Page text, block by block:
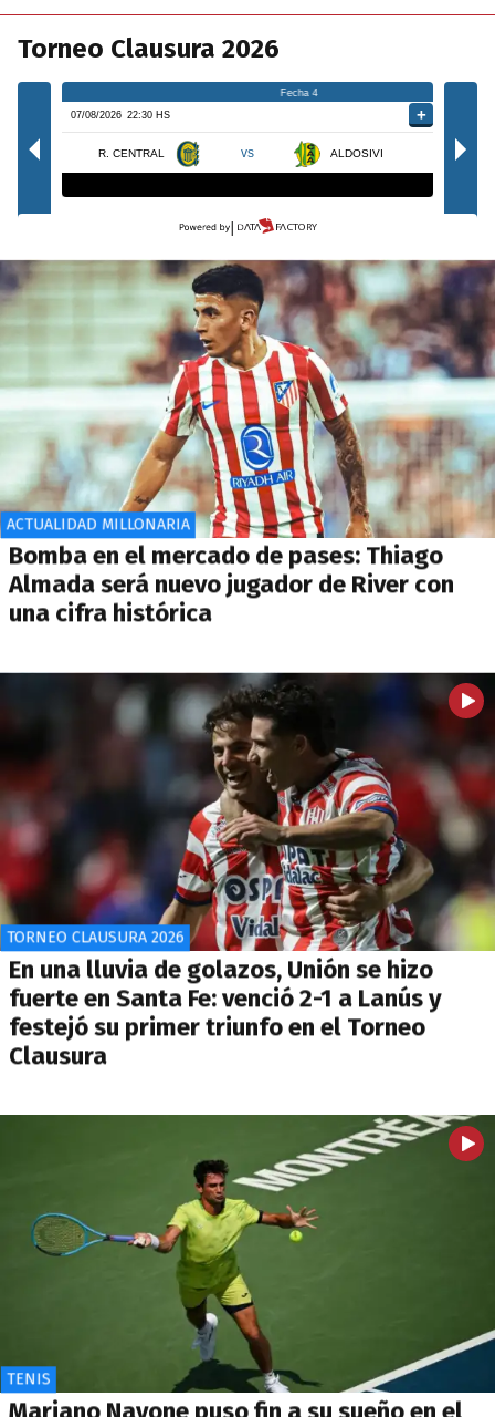
Torneo Clausura 2026
ACTUALIDAD MILLONARIA
Bomba en el mercado de pases: Thiago
Almada será nuevo jugador de River con
una cifra histórica
TORNEO CLAUSURA 2026
En una lluvia de golazos, Unión se hizo
fuerte en Santa Fe: venció 2-1 a Lanús y
festejó su primer triunfo en el Torneo
Clausura
TENIS